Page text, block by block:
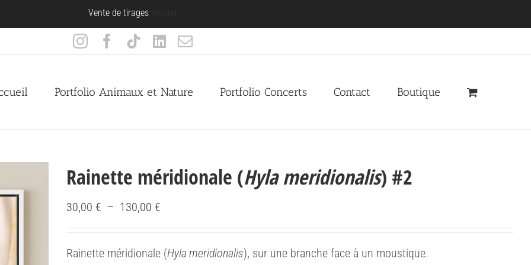
Vente de tirages
InstagramFacebook
TiktokLinkedIn
Email
Portfolio Animaux et Nature Portfolio Concerts Contact Boutique
Rainette méridionale (Hyla meridionalis) #2
30,00 € – 130,00 €
de
30,00 €
Rainette méridionale (Hyla meridionalis), sur une branche face à un moustique.